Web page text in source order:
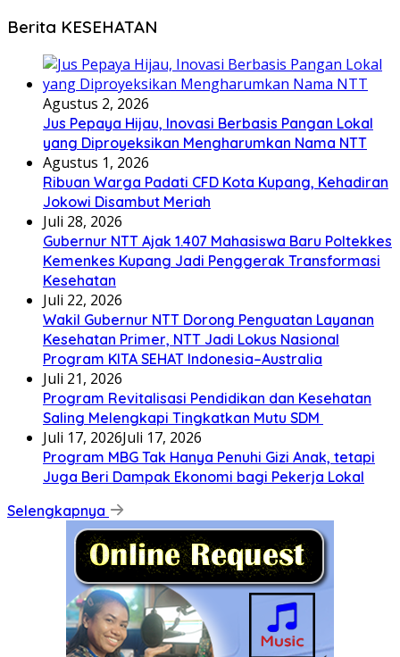
Berita KESEHATAN
Agustus 2, 2026
Jus Pepaya Hijau, Inovasi Berbasis Pangan Lokal
yang Diproyeksikan Mengharumkan Nama NTT
Agustus 1, 2026
Ribuan Warga Padati CFD Kota Kupang, Kehadiran
Jokowi Disambut Meriah
Juli 28, 2026
Gubernur NTT Ajak 1.407 Mahasiswa Baru Poltekkes
Kemenkes Kupang Jadi Penggerak Transformasi
Kesehatan
Juli 22, 2026
Wakil Gubernur NTT Dorong Penguatan Layanan
Kesehatan Primer, NTT Jadi Lokus Nasional
Program KITA SEHAT Indonesia–Australia
Juli 21, 2026
Program Revitalisasi Pendidikan dan Kesehatan
Saling Melengkapi Tingkatkan Mutu SDM
Juli 17, 2026Juli 17, 2026
Program MBG Tak Hanya Penuhi Gizi Anak, tetapi
Juga Beri Dampak Ekonomi bagi Pekerja Lokal
Selengkapnya